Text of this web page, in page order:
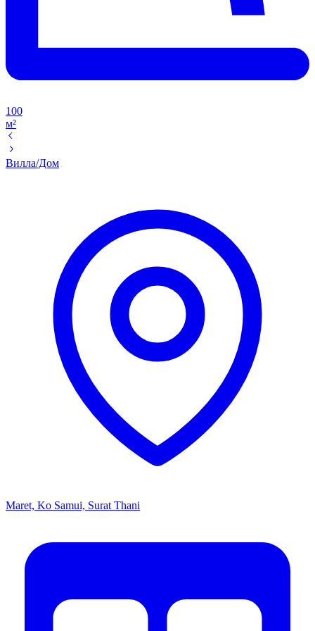
100
м²
Вилла/Дом
Maret, Ko Samui, Surat Thani